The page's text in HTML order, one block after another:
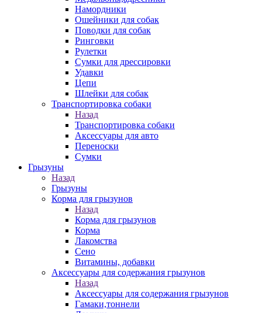
Намордники
Ошейники для собак
Поводки для собак
Ринговки
Рулетки
Сумки для дрессировки
Удавки
Цепи
Шлейки для собак
Транспортировка собаки
Назад
Транспортировка собаки
Аксессуары для авто
Переноски
Сумки
Грызуны
Назад
Грызуны
Корма для грызунов
Назад
Корма для грызунов
Корма
Лакомства
Сено
Витамины, добавки
Аксессуары для содержания грызунов
Назад
Аксессуары для содержания грызунов
Гамаки,тоннели